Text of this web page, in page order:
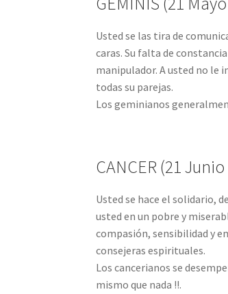
Usted se las tira de
caras. Su falta de
manipulador. A usted no le
todas su parejas.
Los geminianos
CANCER (21
Usted se hace el solidario,
usted en un pobre y
compasión, sensibilidad y
consejeras espirituales.
Los cancerianos se
mismo que nada !!.